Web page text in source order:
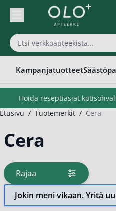
Skip to Content
Kampanjatuotteet
Hoida reseptiasiat
Etusivu / Tuotemerkit / Cera
Cera
Rajaa
tuotteita
Jokin meni vikaan. Yritä